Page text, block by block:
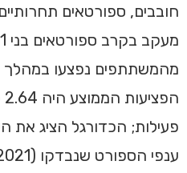
חובבים, ספורטאים
מהמשתתפים נפצעו במהלך
פעילות; הכדורגל הציג את